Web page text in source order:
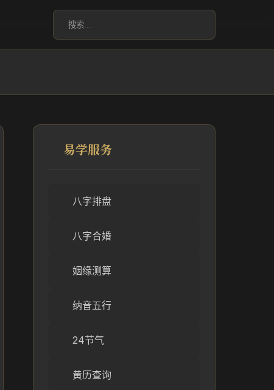
易学服务
八字排盘
八字合婚
姻缘测算
纳音五行
24节气
黄历查询